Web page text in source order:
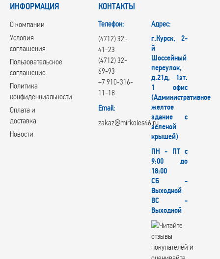
ИНФОРМАЦИЯ
О компании
Условия
соглашения
Пользовательское
соглашение
Политика
конфиденциальности
Оплата и
доставка
Новости
КОНТАКТЫ
Телефон:
(4712) 32-
41-23
(4712) 32-
69-93
+7 910-316-
11-18
Email:
zakaz@mirkoles46.ru
Адрес:
г.Курск, 2-
й
Шоссейный
переулок,
д.21д, 1эт.
1 офис
(Административное
желтое
здание с
зеленой
крышей)
ПН - ПТ с
9:00 до
18:00
СБ -
Выходной
ВС -
Выходной